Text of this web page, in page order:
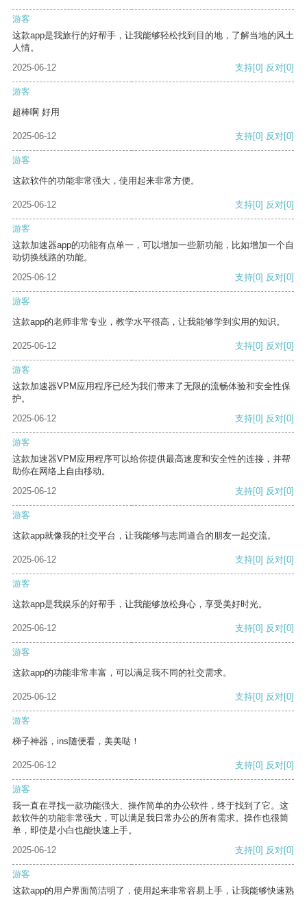
游客
这款app是我旅行的好帮手，让我能够轻松找到目的地，了解当地的风土
人情。
2025-06-12
支持[0] 反对[0]
游客
超棒啊 好用
2025-06-12 支持[0] 反对[0]
游客
这款软件的功能非常强大，使用起来非常方便。
2025-06-12 支持[0] 反对[0]
游客
这款加速器app的功能有点单一，可以增加一些新功能，比如增加一个自
动切换线路的功能。
2025-06-12
支持[0] 反对[0]
游客
这款app的老师非常专业，教学水平很高，让我能够学到实用的知识。
2025-06-12 支持[0] 反对[0]
游客
这款加速器VPM应用程序已经为我们带来了无限的流畅体验和安全性保
护。
2025-06-12
支持[0] 反对[0]
游客
这款加速器VPM应用程序可以给你提供最高速度和安全性的连接，并帮
助你在网络上自由移动。
2025-06-12
支持[0] 反对[0]
游客
这款app就像我的社交平台，让我能够与志同道合的朋友一起交流。
2025-06-12 支持[0] 反对[0]
游客
这款app是我娱乐的好帮手，让我能够放松身心，享受美好时光。
2025-06-12 支持[0] 反对[0]
游客
这款app的功能非常丰富，可以满足我不同的社交需求。
2025-06-12 支持[0] 反对[0]
游客
梯子神器，ins随便看，美美哒！
2025-06-12 支持[0] 反对[0]
游客
我一直在寻找一款功能强大、操作简单的办公软件，终于找到了它。这
款软件的功能非常强大，可以满足我日常办公的所有需求。操作也很简
单，即使是小白也能快速上手。
2025-06-12
支持[0] 反对[0]
游客
这款app的用户界面简洁明了，使用起来非常容易上手，让我能够快速熟